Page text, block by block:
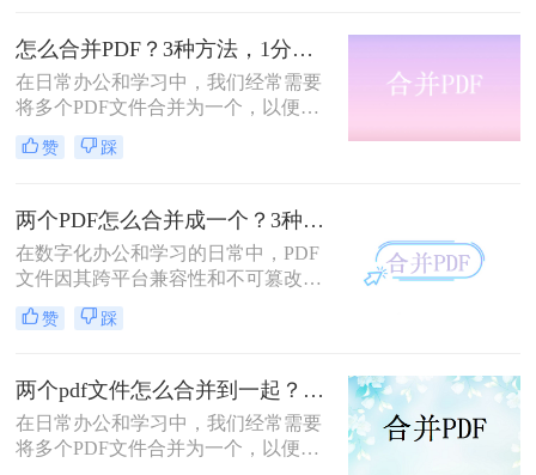
怎么合并PDF？3种方法，1分钟轻松搞定！！
在日常办公和学习中，我们经常需要
将多个PDF文件合并为一个，以便于
分享、存储和管理。那么怎么合并pdf
呢？本文将介绍四种合并PDF的方
任务。
赞 踩
两个PDF怎么合并成一个？3种方法，1分钟轻松搞定！
在数字化办公和学习的日常中，PDF
文件因其跨平台兼容性和不可篡改性
而广受欢迎。然而，当需要处理多个
PDF文件时，将它们合并成一个文件
两个PDF文件呢？本文将介绍三种合
并PDF文件的方法。
赞 踩
两个pdf文件怎么合并到一起？这三种合并方法超实用！
在日常办公和学习中，我们经常需要
将多个PDF文件合并为一个，以便于